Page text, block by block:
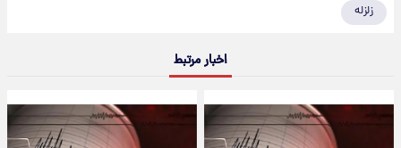
زلزله
اخبار مرتبط